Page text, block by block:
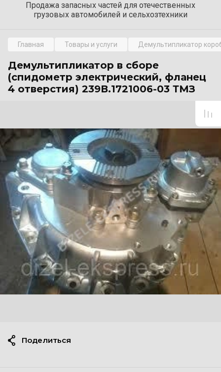
Продажа запасных частей для отечественных
грузовых автомобилей и сельхозтехники
Главная Товары и услуги Демультипликатор
Демультипликатор в сборе
(спидометр электрический, фланец
4 отверстия) 239В.1721006-03 ТМЗ
Поделиться